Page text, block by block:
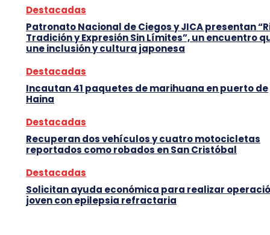
Destacadas
Patronato Nacional de Ciegos y JICA presentan
Tradición y Expresión Sin Límites”, un encuentro
une inclusión y cultura japonesa
Destacadas
Incautan 41 paquetes de marihuana en puerto de
Haina
Destacadas
Recuperan dos vehículos y cuatro motocicletas
reportados como robados en San Cristóbal
Destacadas
Solicitan ayuda económica para realizar
joven con epilepsia refractaria